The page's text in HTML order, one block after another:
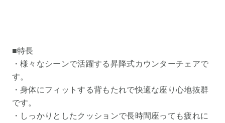
■特長
・様々なシーンで活躍する昇降式カウンターチェアで
す。
・身体にフィットする背もたれで快適な座り心地抜群
です。
・しっかりとしたクッションで長時間座っても疲れに